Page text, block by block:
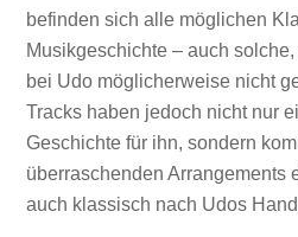
befinden sich alle möglichen
Musikgeschichte – auch
bei Udo möglicherweise nicht
Tracks haben jedoch nicht nur
Geschichte für ihn, sondern
überraschenden Arrangements
auch klassisch nach Udos